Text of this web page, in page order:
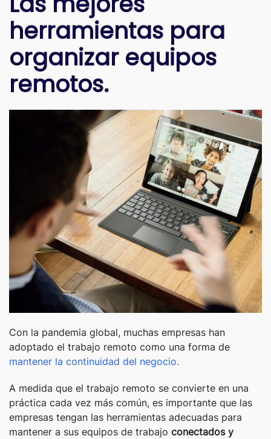
herramientas para
organizar equipos
remotos.
Con la pandemia global, muchas empresas han
adoptado el trabajo remoto como una forma de
mantener la continuidad del negocio.
A medida que el trabajo remoto se convierte en una
práctica cada vez más común, es importante que las
empresas tengan las herramientas adecuadas para
mantener a sus equipos de trabajo conectados y